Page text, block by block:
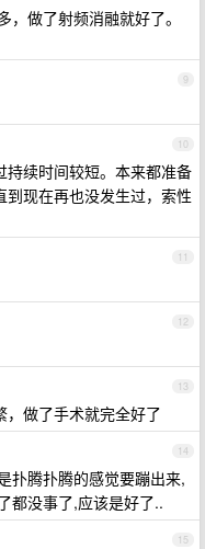
做了射频消融就好了。
9
10
续时间较短。本来都准备
现在再也没发生过，索性
11
12
13
做了手术就完全好了
14
扑腾扑腾的感觉要蹦出来,
都没事了,应该是好了..
15